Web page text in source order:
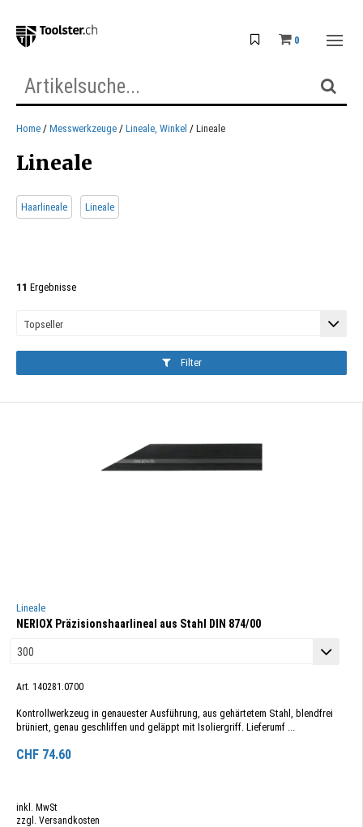
0
Home Messwerkzeuge Lineale, Winkel Lineale
Lineale
Haarlineale Lineale
11 Ergebnisse
Filter
Lineale
NERIOX Präzisionshaarlineal aus Stahl DIN 874/00
Art. 140281.0700
Kontrollwerkzeug in genauester Ausführung, aus gehärtetem Stahl, blendfrei
brüniert, genau geschliffen und geläppt mit Isoliergriff. Lieferumf ...
CHF 74.60
inkl. MwSt
zzgl. Versandkosten